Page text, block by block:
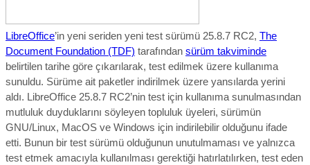
LibreOffice’in yeni seriden yeni test sürümü 25.8.7 RC2, The
Document Foundation (TDF) tarafından sürüm takviminde
belirtilen tarihe göre çıkarılarak, test edilmek üzere kullanıma
sunuldu. Sürüme ait paketler indirilmek üzere yansılarda yerini
aldı. LibreOffice 25.8.7 RC2’nin test için kullanıma sunulmasından
mutluluk duyduklarını söyleyen topluluk üyeleri, sürümün
GNU/Linux, MacOS ve Windows için indirilebilir olduğunu ifade
etti. Bunun bir test sürümü olduğunun unutulmaması ve yalnızca
test etmek amacıyla kullanılması gerektiği hatırlatılırken, test eden